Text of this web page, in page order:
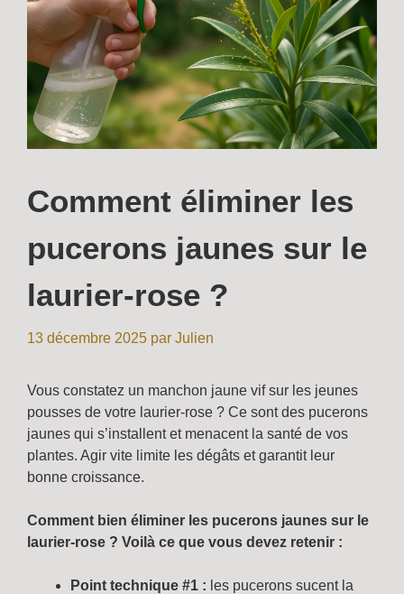
Comment éliminer les
pucerons jaunes sur le
laurier-rose ?
13 décembre 2025 par Julien
Vous constatez un manchon jaune vif sur les jeunes
pousses de votre laurier-rose ? Ce sont des pucerons
jaunes qui s’installent et menacent la santé de vos
plantes. Agir vite limite les dégâts et garantit leur
bonne croissance.
Comment bien éliminer les pucerons jaunes sur le
laurier-rose ? Voilà ce que vous devez retenir :
Point technique #1 : les pucerons sucent la